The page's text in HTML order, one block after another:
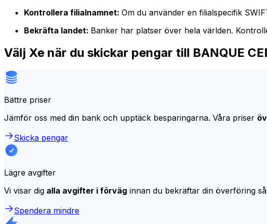
Kontrollera filialnamnet: Om du använder en filialspecifik
Bekräfta landet: Banker har platser över hela världen.
Välj Xe när du skickar pengar till BANQUE
Bättre priser
Jämför oss med din bank och upptäck besparingarna. Våra priser
Skicka pengar
Lägre avgifter
Vi visar dig alla avgifter i förväg innan du bekräftar din överföring
Spendera mindre